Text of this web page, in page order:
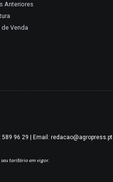
Anteriores
Venda
589 96 29 | Email: redacao@agropress.pt
tarifário em vigor.